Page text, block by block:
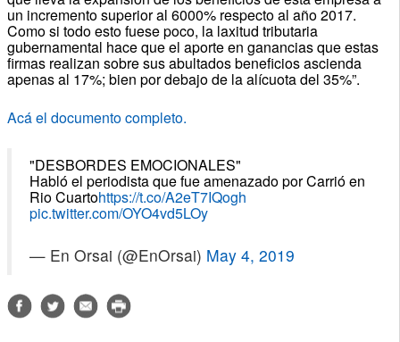
un incremento superior al 6000% respecto al año 2017.
Como si todo esto fuese poco, la laxitud tributaria
gubernamental hace que el aporte en ganancias que estas
firmas realizan sobre sus abultados beneficios ascienda
apenas al 17%; bien por debajo de la alícuota del 35%”.
Acá el documento completo.
"DESBORDES EMOCIONALES"
Habló el periodista que fue amenazado por Carrió en
Rio Cuartohttps://t.co/A2eT7IQogh
pic.twitter.com/OYO4vd5LOy
— En Orsai (@EnOrsai) May 4, 2019